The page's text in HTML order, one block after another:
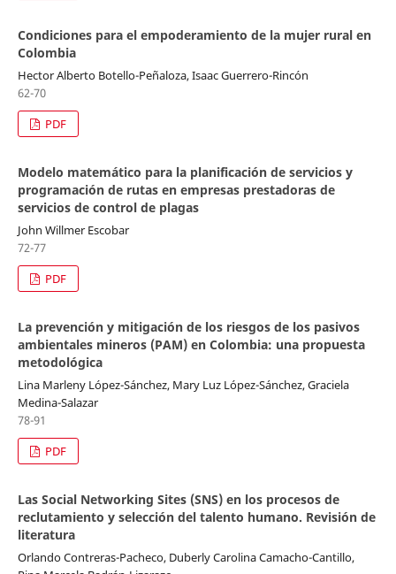
Condiciones para el empoderamiento de la mujer rural en
Colombia
Hector Alberto Botello-Peñaloza, Isaac Guerrero-Rincón
62-70
PDF
Modelo matemático para la planificación de servicios y
programación de rutas en empresas prestadoras de
servicios de control de plagas
John Willmer Escobar
72-77
PDF
La prevención y mitigación de los riesgos de los pasivos
ambientales mineros (PAM) en Colombia: una propuesta
metodológica
Lina Marleny López-Sánchez, Mary Luz López-Sánchez, Graciela
Medina-Salazar
78-91
PDF
Las Social Networking Sites (SNS) en los procesos de
reclutamiento y selección del talento humano. Revisión de
literatura
Orlando Contreras-Pacheco, Duberly Carolina Camacho-Cantillo,